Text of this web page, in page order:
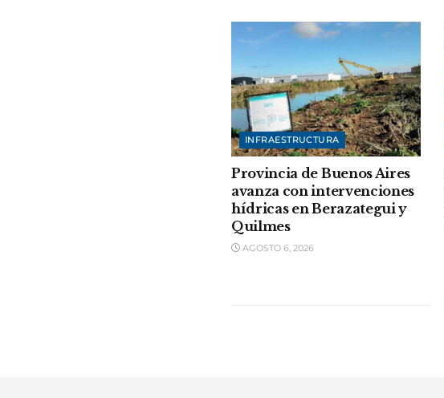
INFRAESTRUCTURA
Provincia de Buenos Aires
avanza con intervenciones
hídricas en Berazategui y
Quilmes
AGOSTO 6, 2026